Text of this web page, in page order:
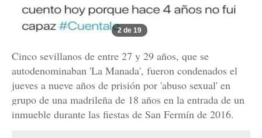
2 de 19
Cinco sevillanos de entre 27 y 29 años, que se
autodenominaban 'La Manada', fueron condenados el
jueves a nueve años de prisión por 'abuso sexual' en
grupo de una madrileña de 18 años en la entrada de un
inmueble durante las fiestas de San Fermín de 2016.